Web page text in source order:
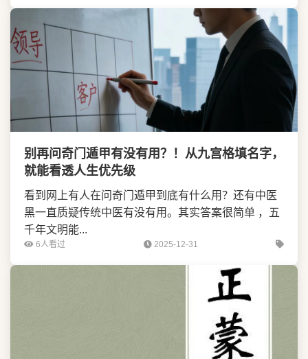
别再问奇门遁甲有没有用？！从九宫格填名字，
就能看透人生优先级
看到网上有人在问奇门遁甲到底有什么用？还有中医
黑一直质疑传统中医有没有用。其实答案很简单 ，五
千年文明能...
6人看过 2025-12-31